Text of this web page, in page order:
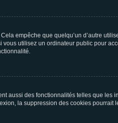
empêche que quelqu’un d’autre
vous utilisez un ordinateur public pour
aussi des fonctionnalités telles que les
la suppression des cookies pourrait